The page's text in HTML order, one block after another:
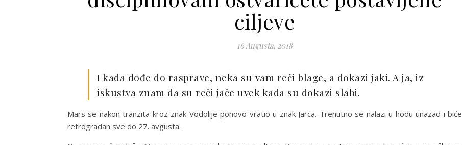
ciljeve
16 Augusta, 2018
I kada dođe do rasprave, neka su vam reči blage, a dokazi jaki. A ja, iz
iskustva znam da su reči jače uvek kada su dokazi slabi.
Mars se nakon tranzita kroz znak Vodolije ponovo vratio u znak Jarca. Trenutno se nalazi u hodu unazad i biće
retrogradan sve do 27. avgusta.